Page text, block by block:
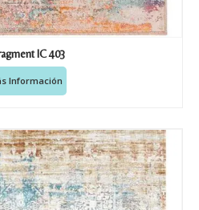
IC 403
Información